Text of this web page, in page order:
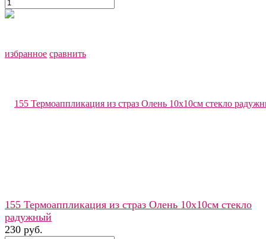
избранное сравнить
155 Термоаппликация из страз Олень 10х10см стекло
радужный
230 руб.